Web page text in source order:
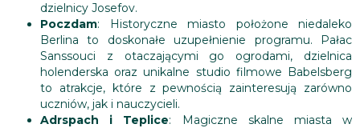
dzielnicy Josefov.
Poczdam: Historyczne miasto położone niedaleko
Berlina to doskonałe uzupełnienie programu. Pałac
Sanssouci z otaczającymi go ogrodami, dzielnica
holenderska oraz unikalne studio filmowe Babelsberg
to atrakcje, które z pewnością zainteresują zarówno
uczniów, jak i nauczycieli.
Adrspach i Teplice: Magiczne skalne miasta w